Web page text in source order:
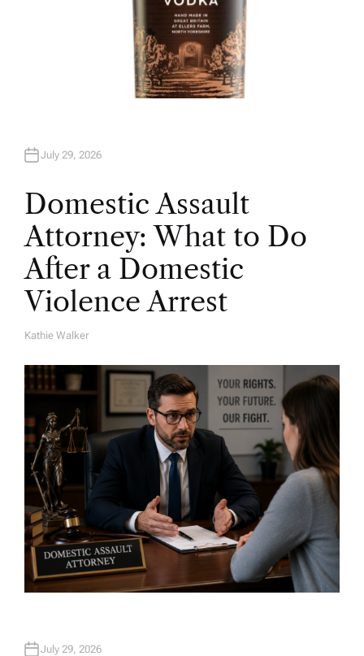
July 29, 2026
Domestic Assault
Attorney: What to Do
After a Domestic
Violence Arrest
A
H
O
R
Kathie Walker
July 29, 2026